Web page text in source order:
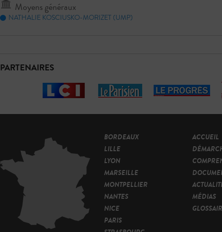
Moyens généraux
NATHALIE KOSCIUSKO-MORIZET (UMP)
PARTENAIRES
BORDEAUX
LILLE
LYON
MARSEILLE
MONTPELLIER
NANTES
NICE
PARIS
ACCUEIL
MÉDIAS